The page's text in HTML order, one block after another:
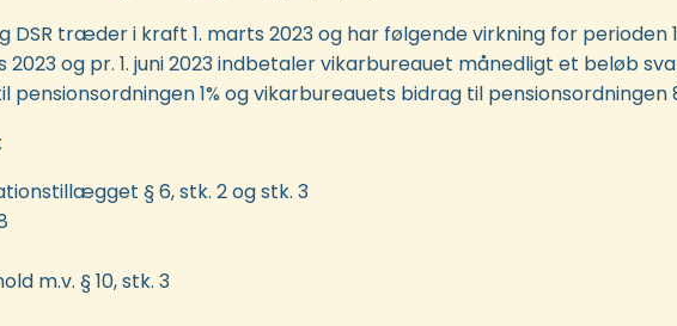
DSR træder i kraft 1. marts 2023 og har følgende virkning for perioden
2023 og pr. 1. juni 2023 indbetaler vikarbureauet månedligt et beløb
1% og vikarbureauets bidrag til pensionsordningen
§ 6, stk. 2 og stk. 3
m.v. § 10, stk. 3